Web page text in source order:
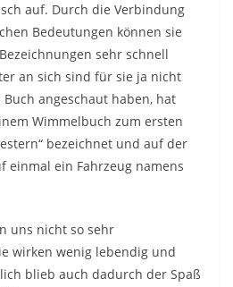
auf. Durch die Verbindung
Bedeutungen können sie
sehr schnell
an sich sind für sie ja nicht
angeschaut haben, hat
Wimmelbuch zum ersten
bezeichnet und auf der
einmal ein Fahrzeug namens
uns nicht so sehr
wirken wenig lebendig und
blieb auch dadurch der Spaß